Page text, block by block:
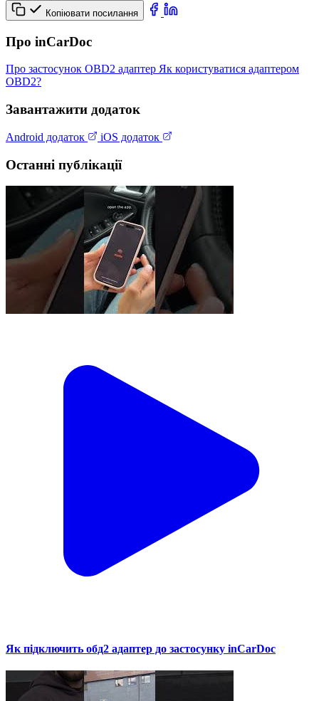
Копіювати посилання
Про inCarDoc
Про застосунок OBD2 адаптер Як користуватися адаптером
OBD2?
Завантажити додаток
Android додаток iOS додаток
Останні публікації
Як підключить обд2 адаптер до застосунку inCarDoc